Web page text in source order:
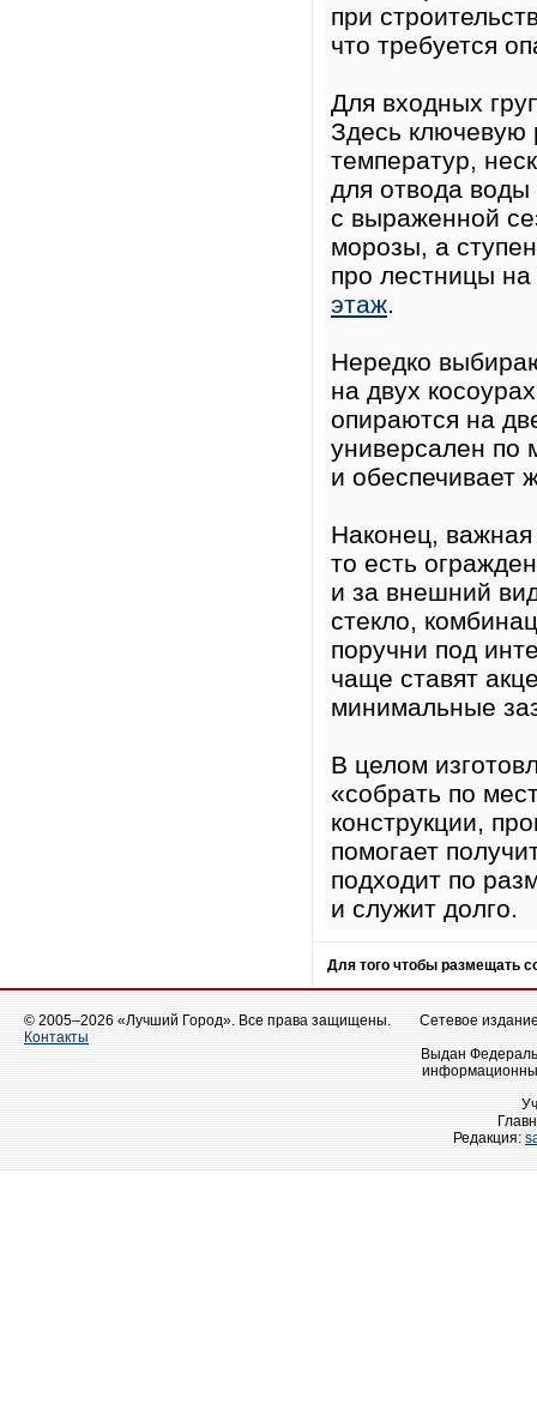
при
что требуется
Для входных
Здесь ключевую
температур,
для отвода
с выраженной
морозы, а
про лестницы
этаж.
Нередко
на двух
опираются на
универсален по
и обеспечивает
Наконец,
то есть
и за внешний
стекло,
поручни под
чаще ставят
минимальные
В целом
«собрать по
конструкции,
помогает
подходит по
и служит долго.
Для того чтобы размещать
© 2005–2026 «Лучший Город». Все права защищены.
Контакты
Сетевое
Выдан
Редакция: